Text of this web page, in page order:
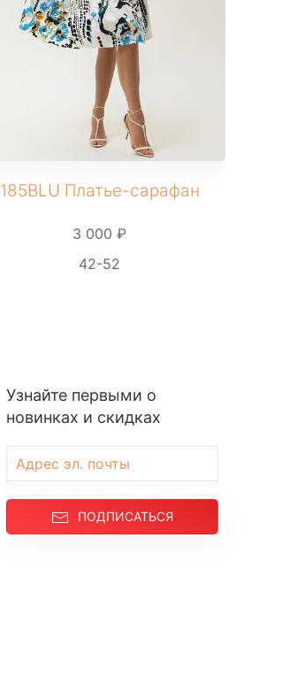
185BLU Платье-сарафан
3 000 ₽
42-52
Узнайте первыми о
новинках и скидках
ПОДПИСАТЬСЯ